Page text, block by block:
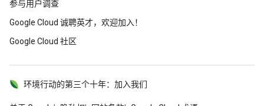
参与用户调查
Google Cloud 诚聘英才，欢迎加入！
Google Cloud 社区
环境行动的第三个十年：加入我们